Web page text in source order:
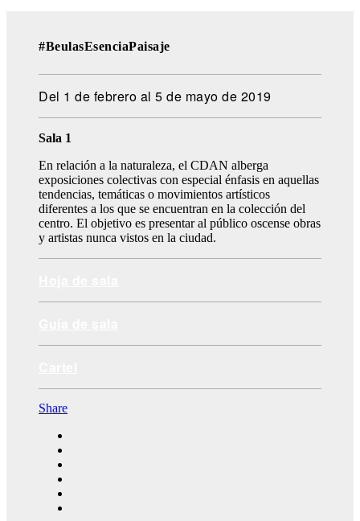
#BeulasEsenciaPaisaje
Del 1 de febrero al 5 de mayo de 2019
Sala 1
En relación a la naturaleza, el CDAN alberga
exposiciones colectivas con especial énfasis en aquellas
tendencias, temáticas o movimientos artísticos
diferentes a los que se encuentran en la colección del
centro. El objetivo es presentar al público oscense obras
y artistas nunca vistos en la ciudad.
Share